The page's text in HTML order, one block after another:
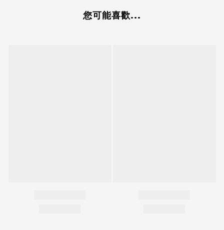
您可能喜歡...